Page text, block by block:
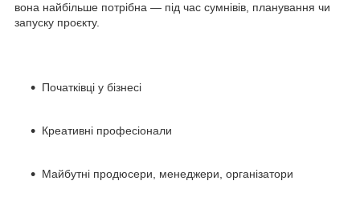
вона найбільше потрібна — під час сумнівів, планування чи
запуску проєкту.
Початківці у бізнесі
Креативні професіонали
Майбутні продюсери, менеджери, організатори